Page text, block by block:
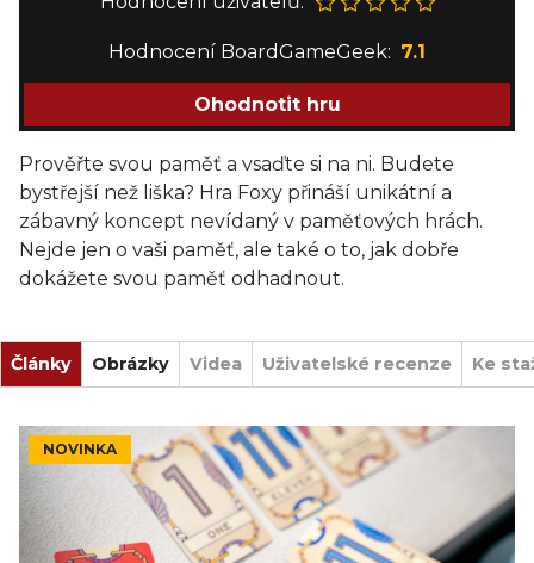
Hodnocení BoardGameGeek: 7.1
Ohodnotit hru
Prověřte svou paměť a vsaďte si na ni. Budete
bystřejší než liška? Hra Foxy přináší unikátní a
zábavný koncept nevídaný v paměťových hrách.
Nejde jen o vaši paměť, ale také o to, jak dobře
dokážete svou paměť odhadnout.
Články Obrázky Videa Uživatelské recenze Ke
NOVINKA